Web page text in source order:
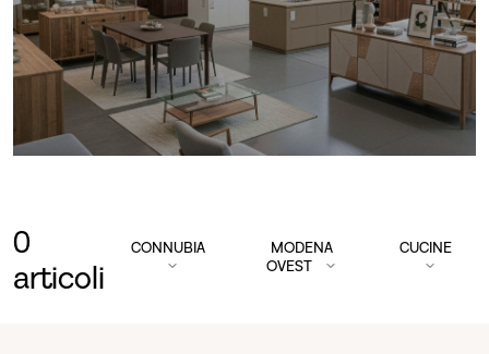
0
articoli
CONNUBIA
MODENA
OVEST
CUCINE